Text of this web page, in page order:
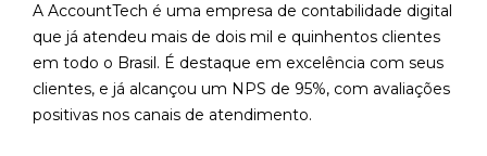
A AccountTech é uma empresa de contabilidade digital
que já atendeu mais de dois mil e quinhentos clientes
em todo o Brasil. É destaque em excelência com seus
clientes, e já alcançou um NPS de 95%, com avaliações
positivas nos canais de atendimento.